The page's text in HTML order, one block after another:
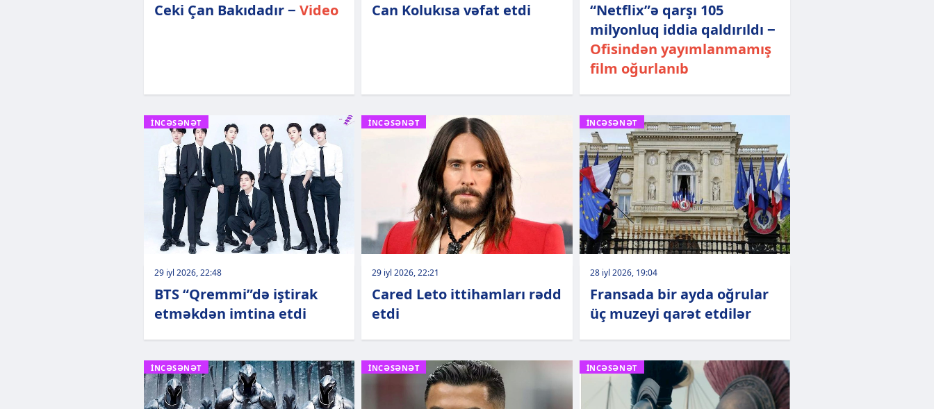
Ceki Çan Bakıdadır − Video Can Kolukısa vəfat etdi
“Netflix”ə qarşı 105
milyonluq iddia qaldırıldı −
Ofisindən yayımlanmamış
film oğurlanıb
İNCƏSƏNƏT
29 iyl 2026, 22:48
BTS “Qremmi”də iştirak
etməkdən imtina etdi
İNCƏSƏNƏT
29 iyl 2026, 22:21
Cared Leto ittihamları rədd
etdi
İNCƏSƏNƏT
28 iyl 2026, 19:04
Fransada bir ayda oğrular
üç muzeyi qarət etdilər
İNCƏSƏNƏT İNCƏSƏNƏT İNCƏSƏNƏT